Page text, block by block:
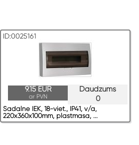
ID:0025161
Daudzums
0
9.15 EUR
ar PVN
Sadalne IEK, 18-viet., IP41, v/a,
220x360x100mm, plastmasa, ...